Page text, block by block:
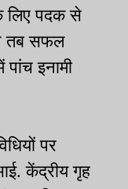
पदक से
तब सफल
इनामी
पर
केंद्रीय गृह